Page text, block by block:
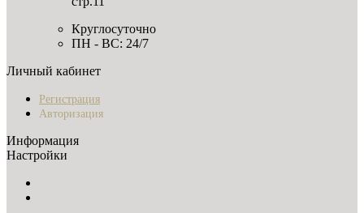
Круглосуточно
ПН - ВС: 24/7
Личный кабинет
Регистрация
Авторизация
Информация
Настройки